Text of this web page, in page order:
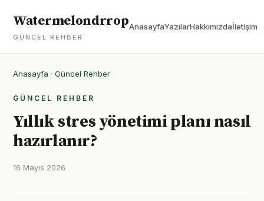
Watermelondrrop
GÜNCEL REHBER
AnasayfaYazılarHakkımızdaİletişim
Anasayfa · Güncel Rehber
GÜNCEL REHBER
Yıllık stres yönetimi planı nasıl
hazırlanır?
16 Mayıs 2026